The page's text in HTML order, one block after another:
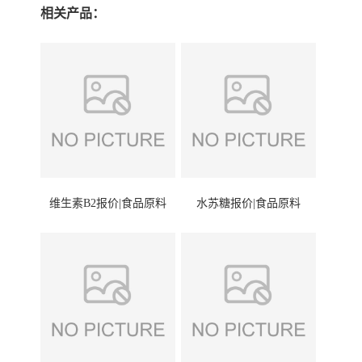
相关产品：
维生素B2报价|食品原料 水苏糖报价|食品原料